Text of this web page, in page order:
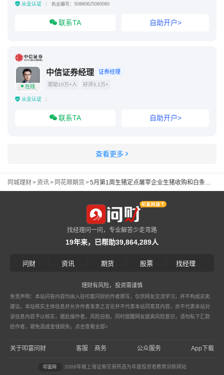
从业认证 执业编号：S0880625080060
联系TA 自助开户>
在线
中信证券经理 证券经理
帮助10万+人 好评3.1万+
从业认证
联系TA 自助开户>
查看更多
同城理财>资讯> 同花顺期货>
找经理问一问，专业解答少走弯路
19年来，已帮助39,864,289人
问财 资讯 期货 股票 找经理
理财有风险，投资需谨慎
免责声明：本站问答内容均由入驻叩富问财的作者撰写，仅供网友交流学习，并不构成买卖
建议。本站核实主体信息并允许作者发表之言论并不代表本站同意其内容，亦不代表本站对
该信息内容予以核实，据此操作者，风险自担。同时提醒网友提高风险意识，请勿私下汇款
给作者，避免造成金钱损失。 点击查看全部>
关于叩富问财 客服 商务 公众服务 App下载
叩富网 2008年被上海证券交易所选为年度投资者教育训练网站